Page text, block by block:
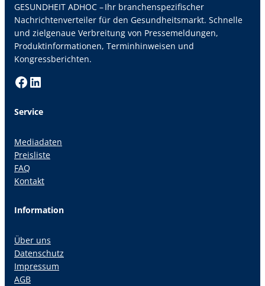
GESUNDHEIT ADHOC – Ihr branchenspezifischer
Nachrichtenverteiler für den Gesundheitsmarkt. Schnelle
und zielgenaue Verbreitung von Pressemeldungen,
Produktinformationen, Terminhinweisen und
Kongressberichten.
Facebook LinkedIn
Service
Mediadaten
Preisliste
FAQ
Kontakt
Information
Über uns
Datenschutz
Impressum
AGB